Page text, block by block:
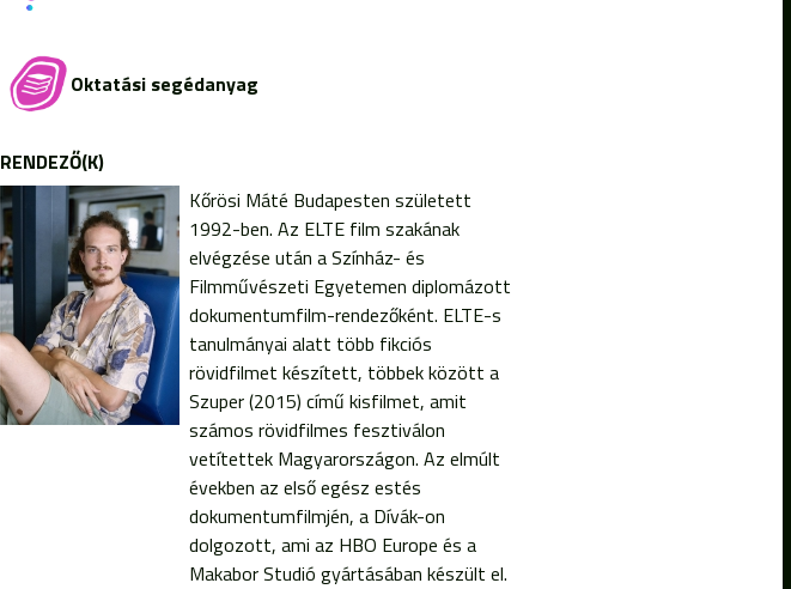
Oktatási segédanyag
RENDEZŐ(K)
Kőrösi Máté Budapesten született
1992-ben. Az ELTE film szakának
elvégzése után a Színház- és
Filmművészeti Egyetemen diplomázott
dokumentumfilm-rendezőként. ELTE-s
tanulmányai alatt több fikciós
rövidfilmet készített, többek között a
Szuper (2015) című kisfilmet, amit
számos rövidfilmes fesztiválon
vetítettek Magyarországon. Az elmúlt
években az első egész estés
dokumentumfilmjén, a Dívák-on
dolgozott, ami az HBO Europe és a
Makabor Studió gyártásában készült el.